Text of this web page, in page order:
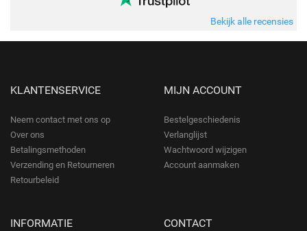
Bekijk alle recensies
KLANTENSERVICE
Neem contact met ons op
Over ons
Betalingsmethoden
Verzending en Retourneren
Retourbeleid
MIJN ACCOUNT
Bestelgeschiedenis
Verlanglijst
Wachtwoord wijzigen
Account aanmaken
INFORMATIE CONTACT